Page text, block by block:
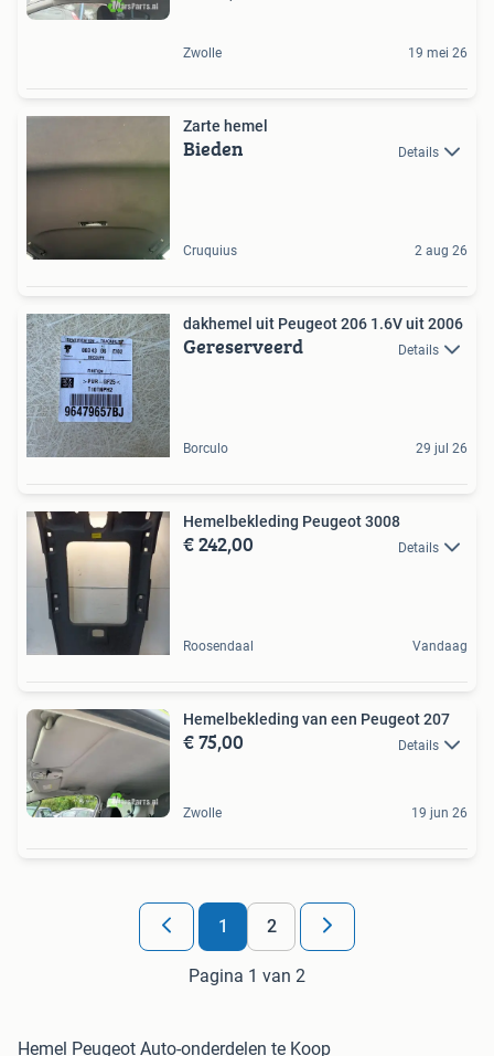
Zwolle 19 mei 26
Zarte hemel
Bieden Details
Cruquius 2 aug 26
dakhemel uit Peugeot 206 1.6V uit 2006
Gereserveerd Details
Borculo 29 jul 26
Hemelbekleding Peugeot 3008
€ 242,00 Details
Roosendaal Vandaag
Hemelbekleding van een Peugeot 207
€ 75,00 Details
Zwolle 19 jun 26
1 2
Pagina 1 van 2
Hemel Peugeot Auto-onderdelen te Koop